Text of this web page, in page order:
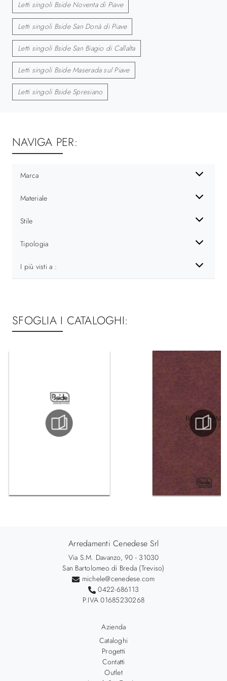
Letti singoli Bside Noventa di Piave
Letti singoli Bside San Donà di Piave
Letti singoli Bside San Biagio di Callalta
Letti singoli Bside Maserada sul Piave
Letti singoli Bside Spresiano
NAVIGA PER:
Marca
Materiale
Stile
Tipologia
I più visti a :
SFOGLIA I CATALOGHI:
Arredamenti Cenedese Srl
Via S.M. Davanzo, 90 - 31030
San Bartolomeo di Breda (Treviso)
michele@cenedese.com
0422-686113
P.IVA 01685230268
Azienda
Cataloghi
Progetti
Contatti
Outlet